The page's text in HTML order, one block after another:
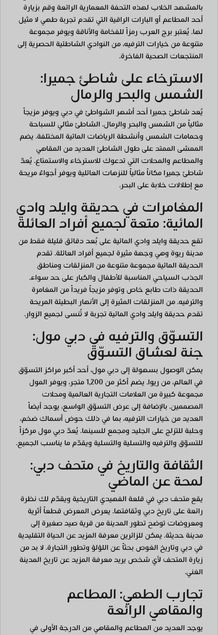
بالمشهد الخلاب لهذه التحفة المعمارية الرائعة وقم بزيارة
أحد المطاعم أو البارات الراقية التي تقدم تجربة طهي لا مثيل
لها. يُعتبر برج العرب رمزاً للفخامة والأناقة ويوفر مجموعة
متنوعة من خيارات الترفيه، من النوادي الشاطئية الحصرية إلى
المنتجعات الصحية الفاخرة.
الاسترخاء على شاطئ جميرا:
الشمس والبحر والرمال
يُعد شاطئ جميرا أحد أشهر الشواطئ في دبي ويوفر مزيجاً
مثالياً من الشمس والبحر والرمال. الشاطئ مثالي للسباحة
وحمامات الشمس وأنشطة الرياضات المائية المختلفة. يضم
الممشى الممتد على طول الشاطئ العديد من المقاهي
والمطاعم والمحلات التي تدعوك للاسترخاء والاستمتاع. يُعدّ
شاطئ جميرا مكاناً مثالياً للنزهات العائلية ويوفر أجواءً مريحة
مع إطلالات خلابة على البحر.
المغامرات في حديقة وايلد وادي
المائية: متعة لجميع أفراد العائلة
تقع حديقة وايلد وادي المائية على بُعد دقائق قليلة فقط من
مدينة ريوة وهي وجهة مثيرة لجميع أفراد العائلة. تقدم
الحديقة المائية مجموعة متنوعة من المنزلقات ومناطق
الجذب السياحي المناسبة للأطفال والكبار على حد سواء.
الحديقة ذات طابع خاص وتوفر مزيجاً فريداً من المغامرة
والترفيه. من المنزلقات المثيرة إلى الأنهار البطيئة المريحة
تقدم حديقة وايلد وادي المائية تجربة لا تُنسى لجميع الزوار.
التسوّق والترفيه في دبي مول:
جنة لعشاق التسوّق
يمكن الوصول بسهولة إلى دبي مول، أحد أكبر مراكز التسوّق
في العالم، من ريوا. يضم أكثر من 1,200 متجر، ويوفر المول
مجموعة كبيرة من العلامات التجارية العالمية ومحلات
المصممين. بالإضافة إلى عرض التسوّق الواسع، يوجد أيضاً
العديد من خيارات الترفيه، بما في ذلك حوض أسماك ضخم،
وحلبة للتزلج على الجليد ومجمع للسينما. يُعدّ دبي مول مركزاً
للتسوّق والترفيه والتسلية والتسلية ويقدّم ما يناسب الجميع.
الثقافة والتاريخ في متحف دبي:
لمحة عن الماضي
يقع متحف دبي في قلعة الفهيدي التاريخية ويقدّم لك نظرة
رائعة على تاريخ دبي وثقافتها. يعرض المعرض قطعاً أثرية
ومعروضات توضح تطور المدينة من قرية صيد صغيرة إلى
مدينة حديثة. يمكن للزائرين معرفة المزيد عن الحياة التقليدية
في دبي وتاريخ الغوص بحثاً عن اللؤلؤ وتطور التجارة. لا بد من
زيارة المتحف لأي شخص يريد معرفة المزيد عن تاريخ المدينة
الغني.
تجارب الطهي: المطاعم
والمقاهي الرائعة
يوجد العديد من المطاعم والمقاهي من الدرجة الأولى في